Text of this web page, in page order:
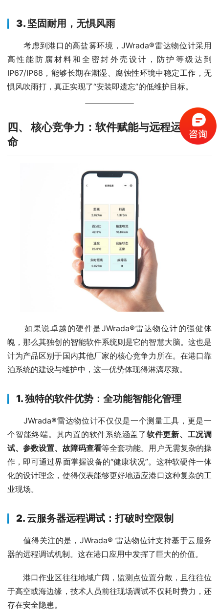
3. 坚固耐用，无惧风雨
考虑到港口的高盐雾环境，JWrada®雷达物位计采用
高性能防腐材料和全密封外壳设计，防护等级达到
IP67/IP68，能够长期在潮湿、腐蚀性环境中稳定工作，无
惧风吹雨打，真正实现了“安装即遗忘”的低维护目标。
四、 核心竞争力：软件赋能与远程运维革
命
如果说卓越的硬件是JWrada®雷达物位计的强健体
魄，那么其独创的智能软件系统则是它的智慧大脑。这也是
计为产品区别于国内其他厂家的核心竞争力所在。在港口靠
泊系统的建设与维护中，这一优势体现得淋漓尽致。
1. 独特的软件优势：全功能智能化管理
JWrada®雷达物位计不仅仅是一个测量工具，更是一
个智能终端。其内置的软件系统涵盖了软件更新、工况调
试、参数设置、故障码查看等全套功能。用户无需复杂的操
作，即可通过界面掌握设备的“健康状况”。这种软硬件一体
化的设计理念，使得仪表能够更好地适应港口这种复杂的工
业现场。
2. 云服务器远程调试：打破时空限制
值得关注的是，JWrada® 雷达物位计支持基于云服务
器的远程调试机制。这在港口应用中发挥了巨大的价值。
港口作业区往往地域广阔，监测点位置分散，且往往位
于高空或海边缘，技术人员前往现场调试不仅耗时费力，还
存在安全隐患。